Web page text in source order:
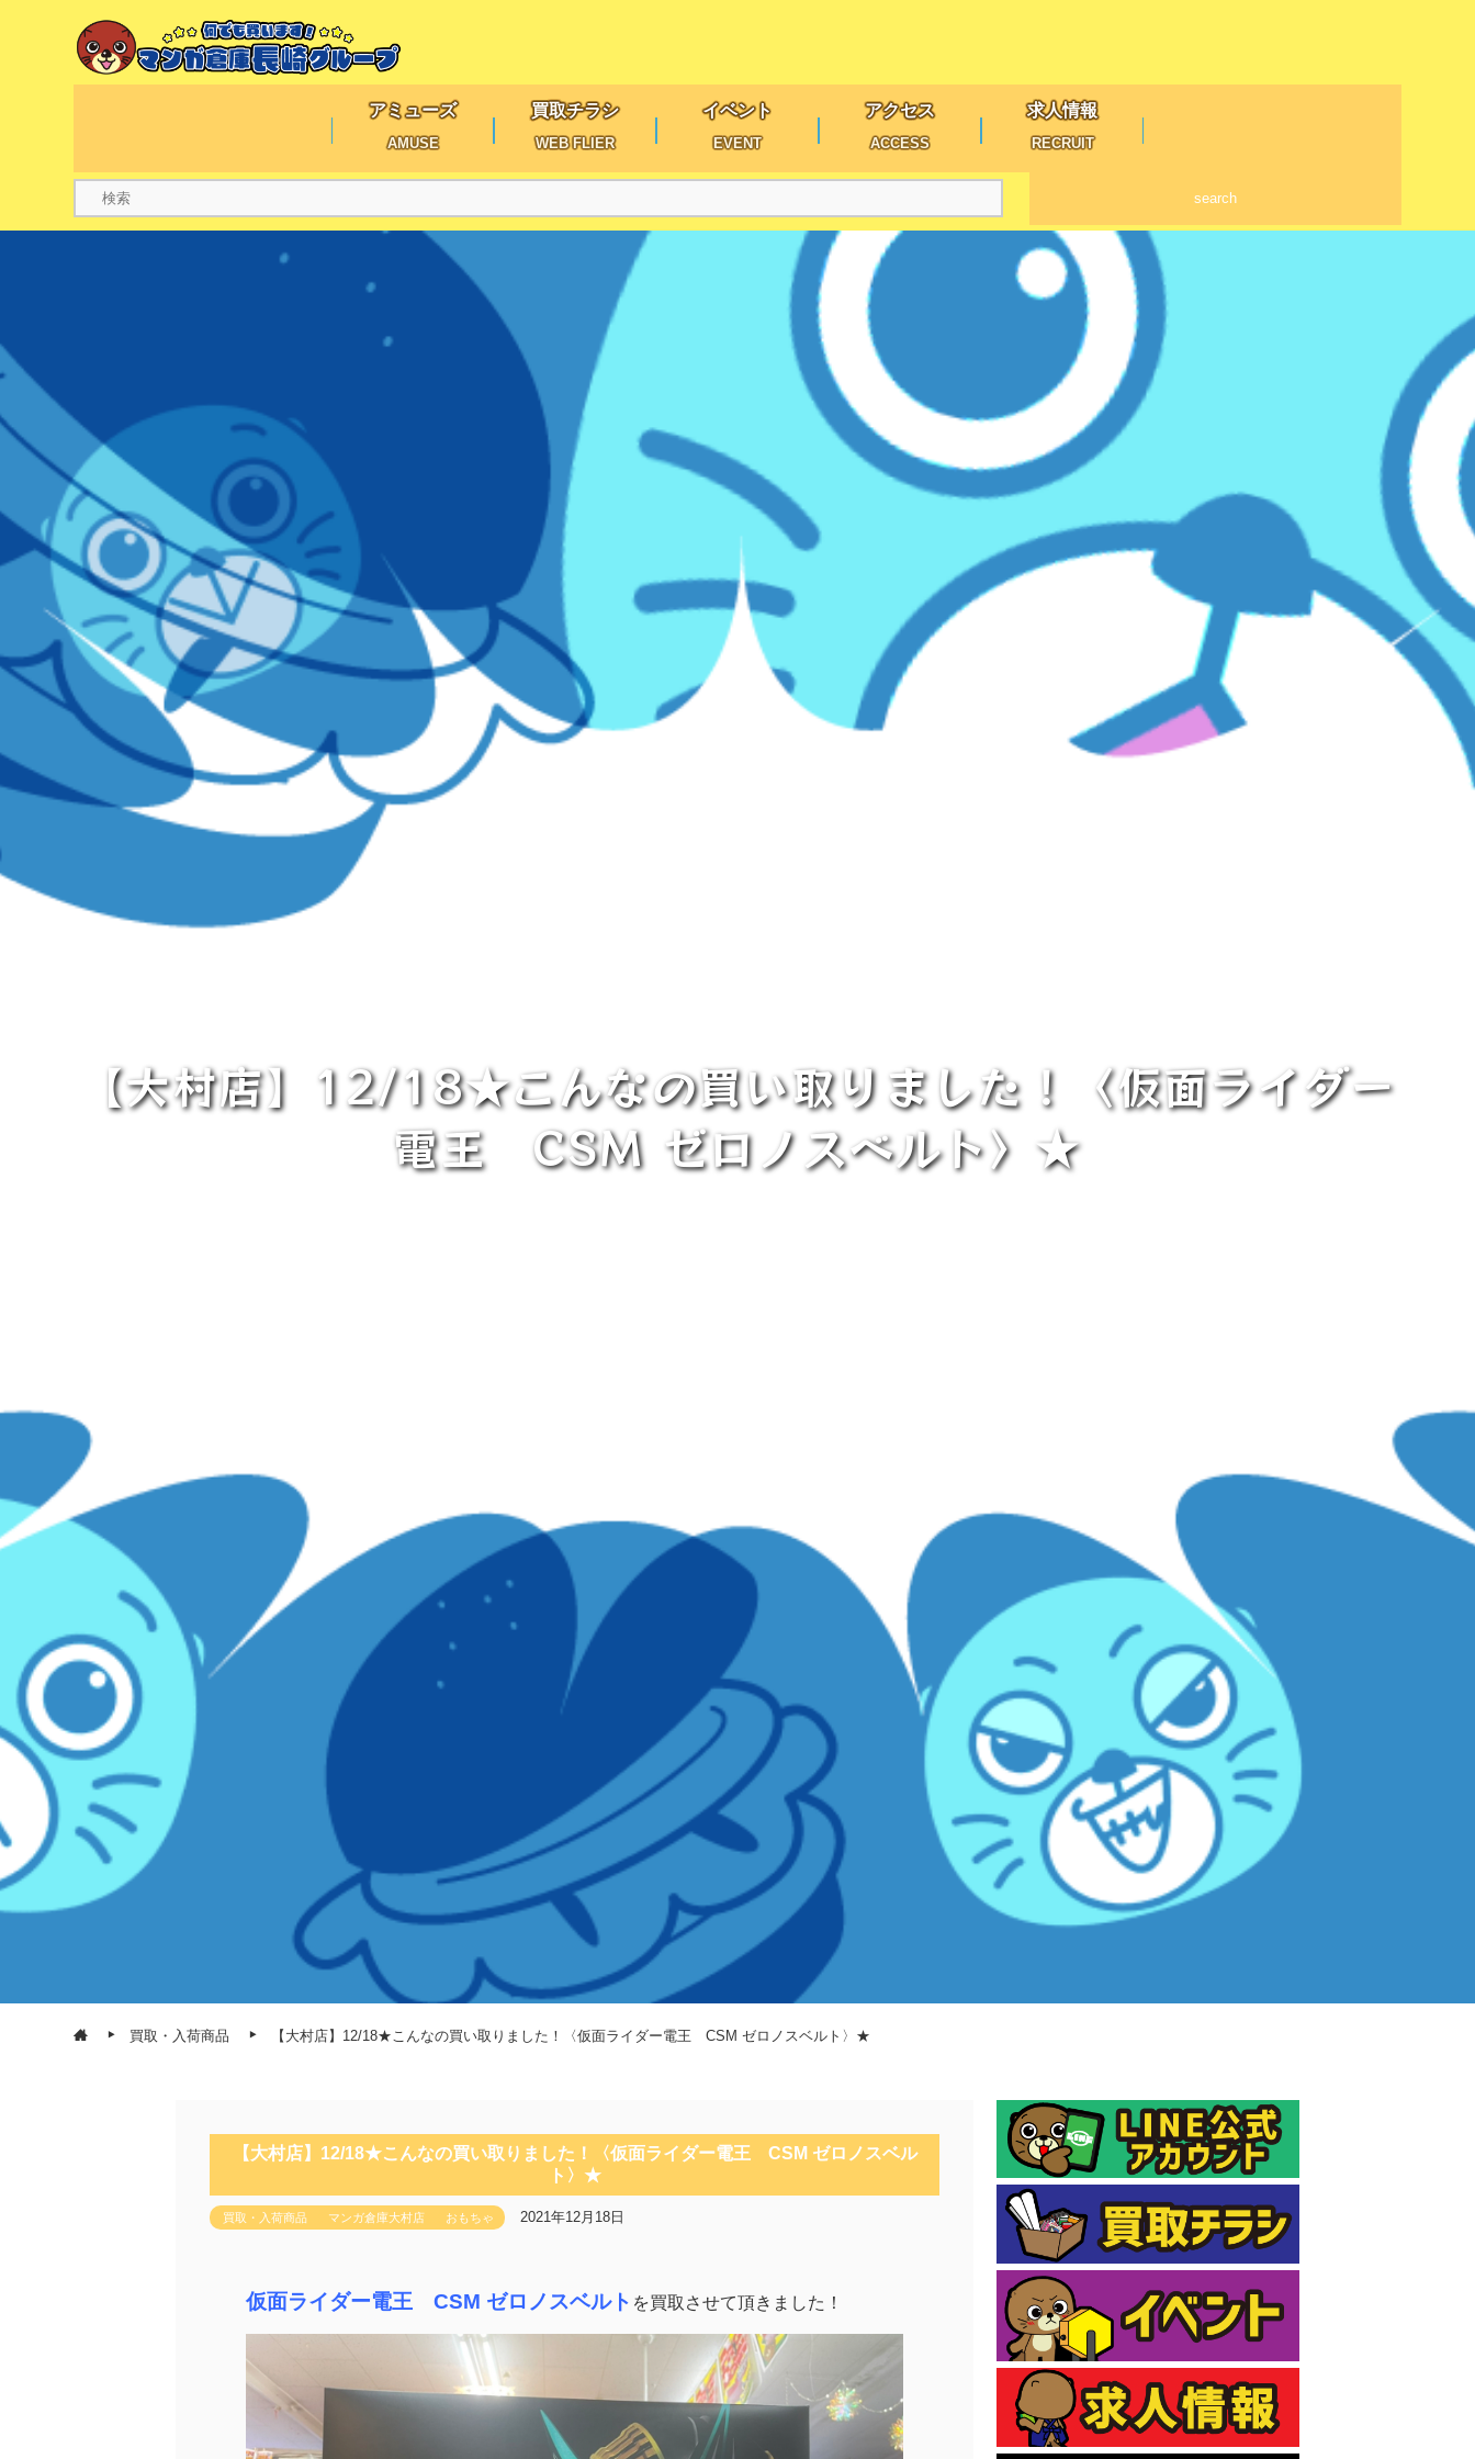
アミューズ
AMUSE
買取チラシ
WEB FLIER
イベント
EVENT
アクセス
ACCESS
求人情報
RECRUIT
search
【大村店】12/18★こんなの買い取りました！〈仮面ライダー
電王 CSM ゼロノスベルト〉★
買取・入荷商品 【大村店】12/18★こんなの買い取りました！〈仮面ライダー電王 CSM ゼロノスベルト〉★
【大村店】12/18★こんなの買い取りました！〈仮面ライダー電王 CSM ゼロノスベル
ト〉★
買取・入荷商品 マンガ倉庫大村店 おもちゃ 2021年12月18日
仮面ライダー電王 CSM ゼロノスベルト を買取させて頂きました！